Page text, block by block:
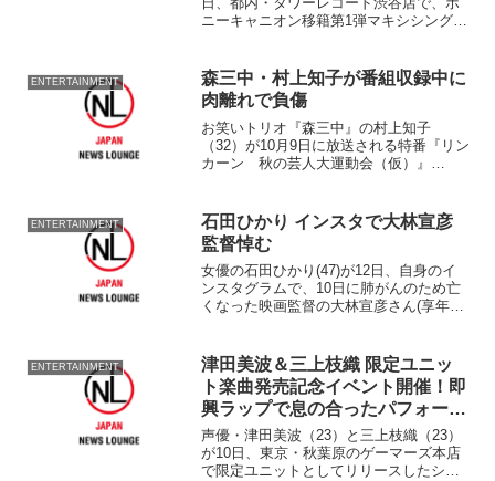
ニーキャニオン移籍第1弾マキシシングル
躍する桜庭ななみ(19)、松山メアリ(20)...
ENTERTAINMENT
森三中・村上知子が番組収録中に
肉離れで負傷
お笑いトリオ『森三中』の村上知子
（32）が10月9日に放送される特番『リン
カーン 秋の芸人大運動会（仮）』
総市のグラウンドで行われた収録で、村
上は台に飛び移る『芸...
ENTERTAINMENT
石田ひかり インスタで大林宣彦
監督悼む
女優の石田ひかり(47)が12日、自身のイ
ンスタグラムで、10日に肺がんのため亡
くなった映画監督の大林宣彦さん(享年82)
ENTERTAINMENT
津田美波＆三上枝織 限定ユニッ
ト楽曲発売記念イベント開催！即
興ラップで息の合ったパフォーマ
ンス
声優・津田美波（23）と三上枝織（23）
が10日、東京・秋葉原のゲーマーズ本店
で限定ユニットとしてリリースしたシン